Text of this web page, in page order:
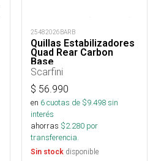
25482026BARB
Quillas Estabilizadores
Quad Rear Carbon
Base
Scarfini
$ 56.990
en 6cuotas de $9.498sin
interés
ahorras $2.280 por
transferencia.
Sin stock disponible